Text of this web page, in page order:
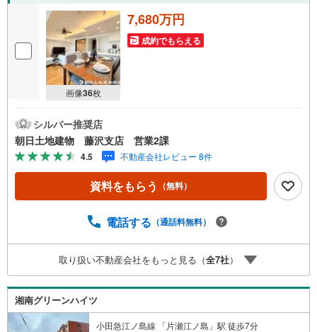
画像36枚
7,680万円
成約でもらえる
シルバー推奨店
朝日土地建物 藤沢支店 営業2課
4.5 不動産会社レビュー 8件
資料をもらう （無料）
電話する （通話料無料）
取り扱い不動産会社をもっと見る（全7社）
湘南グリーンハイツ
小田急江ノ島線 「片瀬江ノ島」駅 徒歩7分